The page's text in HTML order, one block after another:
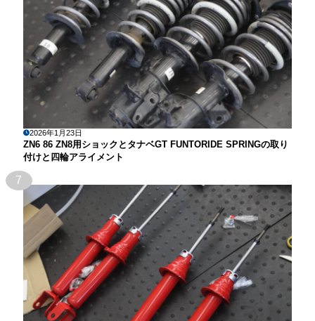
2026年1月23日
ZN6 86 ZN8用ショックとタナベGT FUNTORIDE SPRINGの取り
付けと四輪アライメント
7